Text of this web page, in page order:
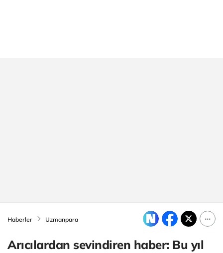
Haberler Uzmanpara
Arıcılardan sevindiren haber: Bu yıl